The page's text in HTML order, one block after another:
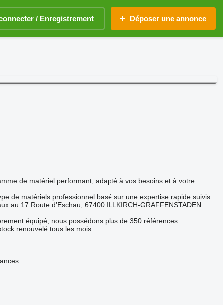
/ Enregistrement Déposer une annonce
de matériel performant, adapté à vos besoins et à votre
de matériels professionnel basé sur une expertise rapide suivis
au 17 Route d’Eschau, 67400 ILLKIRCH-GRAFFENSTADEN
équipé, nous possédons plus de 350 références
renouvelé tous les mois.